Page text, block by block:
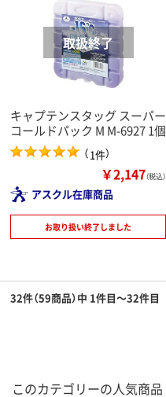
キャプテンスタッグ スーパー
コールドパック M M-6927 1個
（1件）
￥2,147（税込）
アスクル在庫商品
お取り扱い終了しました
32件（59商品）中 1件目～32件目
このカテゴリーの人気商品